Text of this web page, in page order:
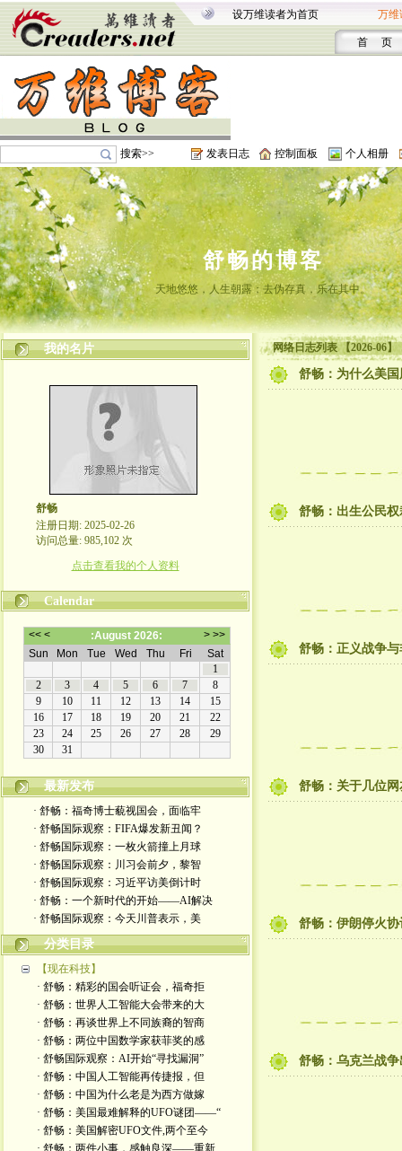
设万维读者为首页 万维
首 页
搜索>> 发表日志 控制面板 个人相册
舒畅的博客
天地悠悠，人生朝露；去伪存真，乐在其中。
我的名片
舒畅
注册日期: 2025-02-26
访问总量: 985,102 次
点击查看我的个人资料
Calendar
最新发布
· 舒畅：福奇博士藐视国会，面临牢
· 舒畅国际观察：FIFA爆发新丑闻？
· 舒畅国际观察：一枚火箭撞上月球
· 舒畅国际观察：川习会前夕，黎智
· 舒畅国际观察：习近平访美倒计时
· 舒畅：一个新时代的开始——AI解决
· 舒畅国际观察：今天川普表示，美
分类目录
【现在科技】
· 舒畅：精彩的国会听证会，福奇拒
· 舒畅：世界人工智能大会带来的大
· 舒畅：再谈世界上不同族裔的智商
· 舒畅：两位中国数学家获菲奖的感
· 舒畅国际观察：AI开始“寻找漏洞”
· 舒畅：中国人工智能再传捷报，但
· 舒畅：中国为什么老是为西方做嫁
· 舒畅：美国最难解释的UFO谜团——“
· 舒畅：美国解密UFO文件,两个至今
· 舒畅：两件小事，感触良深——重新
网络日志列表 【2026-06】
舒畅：为什么美
舒畅：出生公民
舒畅：正义战争
舒畅：关于几位
舒畅：伊朗停火
舒畅：乌克兰战